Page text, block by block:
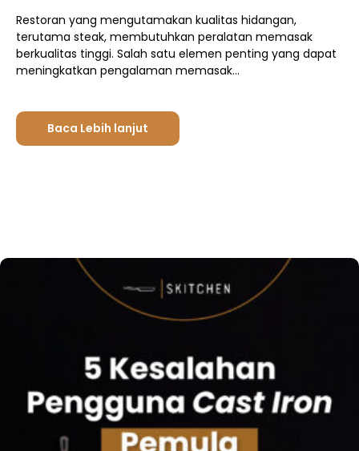
Restoran yang mengutamakan kualitas hidangan,
terutama steak, membutuhkan peralatan memasak
berkualitas tinggi. Salah satu elemen penting yang dapat
meningkatkan pengalaman memasak…
Baca Lebih lanjut